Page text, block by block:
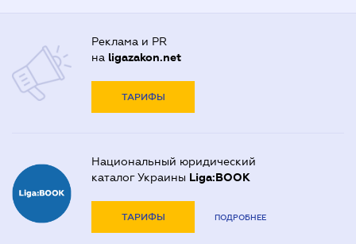
Реклама и PR
на ligazakon.net
ТАРИФЫ
Национальный юридический
каталог Украины Liga:BOOK
ТАРИФЫ ПОДРОБНЕЕ